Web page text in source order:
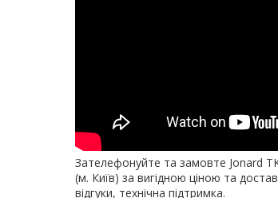
Зателефонуйте та замовте Jonard
(м. Київ) за вигідною ціною та
відгуки, технічна підтримка.